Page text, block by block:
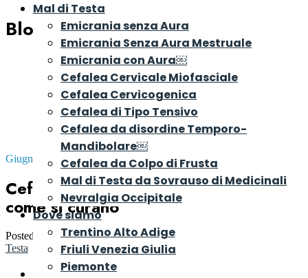
Mal di Testa
Emicrania senza Aura
Emicrania Senza Aura Mestruale
Emicrania con Aura￼
Cefalea Cervicale Miofasciale
Cefalea Cervicogenica
Cefalea di Tipo Tensivo
Cefalea da disordine Temporo-
Mandibolare￼
Cefalea da Colpo di Frusta
Mal di Testa da Sovrauso di Medicinali
Nevralgia Occipitale
Dove siamo
Trentino Alto Adige
Friuli Venezia Giulia
Piemonte
Blog
Giugno 2, 2024
Cefalee nei Bambini perchè ci sono e
come si curano
Posted byDr. Riccardo Rosa inConsigli e Rimedi per il Mal di
Testa
Introduzione